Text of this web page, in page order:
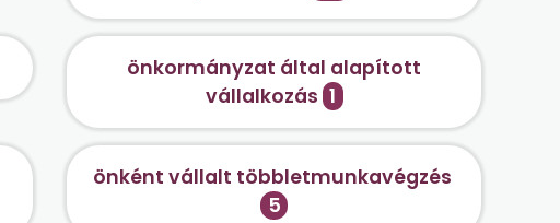
önkormányzat által alapított
vállalkozás 1
önként vállalt többletmunkavégzés
5